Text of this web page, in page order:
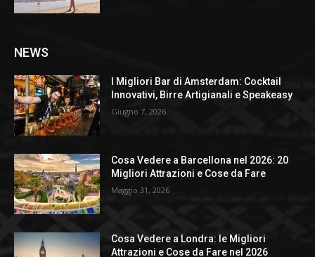
NEWS
I Migliori Bar di Amsterdam: Cocktail
Innovativi, Birre Artigianali e Speakeasy
Giugno 7, 2026
Cosa Vedere a Barcellona nel 2026: 20
Migliori Attrazioni e Cose da Fare
Maggio 31, 2026
Cosa Vedere a Londra: le Migliori
Attrazioni e Cose da Fare nel 2026